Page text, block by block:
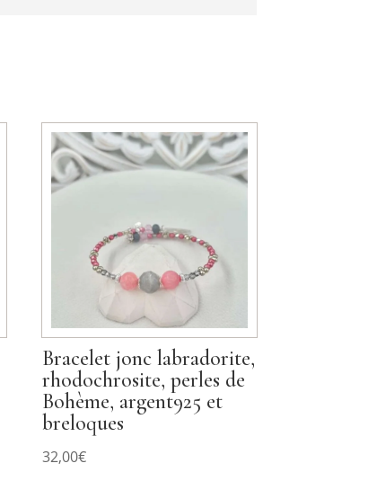
Bracelet jonc labradorite,
rhodochrosite, perles de
Bohème, argent925 et
breloques
32,00€